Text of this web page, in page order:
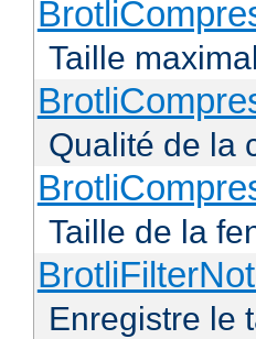
Taille
Qualité de la
Taille de la
Enregistre le